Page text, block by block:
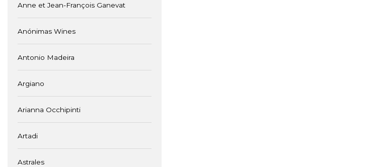
Anne et Jean-François Ganevat
Anónimas Wines
Antonio Madeira
Argiano
Arianna Occhipinti
Artadi
Astrales